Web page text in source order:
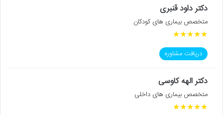
دکتر داود قنبری
متخصص بیماری های کودکان
★
★
★
★
★
دریافت مشاوره
دکتر الهه کاوسی
متخصص بیماری های داخلی
★
★
★
★
★